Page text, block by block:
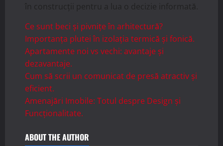
în construcții pentru a lua o decizie informată.
Ce sunt beci și pivnițe în arhitectură?
Importanța plutei în izolația termică și fonică.
Apartamente noi vs vechi: avantaje și
dezavantaje.
Cum să scrii un comunicat de presă atractiv și
eficient.
Amenajări Imobile: Totul despre Design și
Funcționalitate.
ABOUT THE AUTHOR